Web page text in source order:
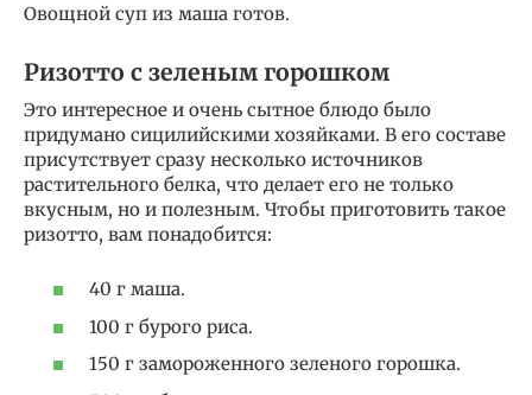
Овощной суп из маша готов.
Ризотто с зеленым горошком
Это интересное и очень сытное блюдо было
придумано сицилийскими хозяйками. В его составе
присутствует сразу несколько источников
растительного белка, что делает его не только
вкусным, но и полезным. Чтобы приготовить такое
ризотто, вам понадобится:
40 г маша.
100 г бурого риса.
150 г замороженного зеленого горошка.